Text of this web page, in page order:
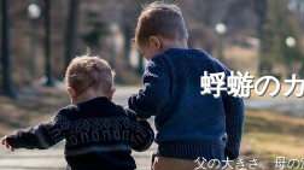
蜉蝣の
父の大きさ、母